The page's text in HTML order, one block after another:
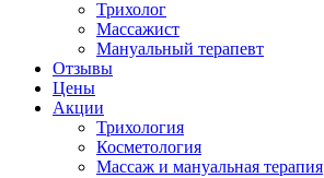
Трихолог
Массажист
Мануальный терапевт
Отзывы
Цены
Акции
Трихология
Косметология
Массаж и мануальная терапия